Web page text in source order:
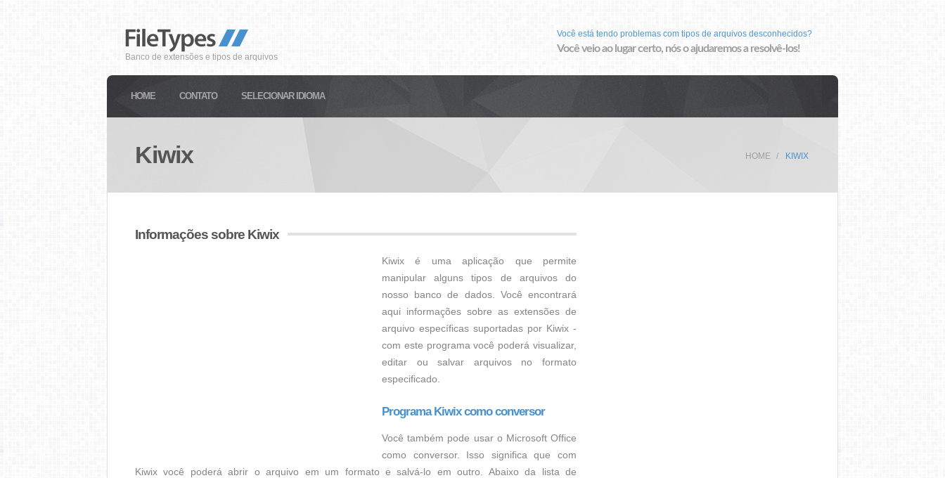
Banco de extensões e tipos de arquivos
Você está tendo problemas com tipos de arquivos desconhecidos?
Você veio ao lugar certo, nós o ajudaremos a resolvê-los!
HOME CONTATO SELECIONAR IDIOMA
Kiwix HOME KIWIX
Informações sobre Kiwix
Kiwix é uma aplicação que permite
manipular alguns tipos de arquivos do
nosso banco de dados. Você encontrará
aqui informações sobre as extensões de
arquivo específicas suportadas por Kiwix -
com este programa você poderá visualizar,
editar ou salvar arquivos no formato
especificado.
Programa Kiwix como conversor
Você também pode usar o Microsoft Office
como conversor. Isso significa que com
Kiwix você poderá abrir o arquivo em um formato e salvá-lo em outro. Abaixo da lista de